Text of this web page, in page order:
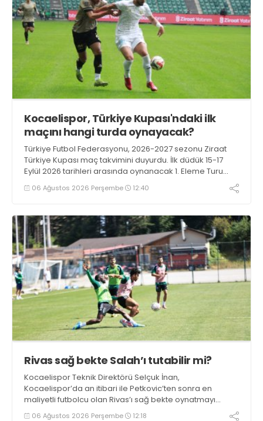
Kocaelispor, Türkiye Kupası'ndaki ilk
maçını hangi turda oynayacak?
Türkiye Futbol Federasyonu, 2026-2027 sezonu Ziraat
Türkiye Kupası maç takvimini duyurdu. İlk düdük 15-17
Eylül 2026 tarihleri arasında oynanacak 1. Eleme Turu
karşılaşmalarıyla çalacak.
06 Ağustos 2026 Perşembe 12:40
Rivas sağ bekte Salah’ı tutabilir mi?
Kocaelispor Teknik Direktörü Selçuk İnan,
Kocaelispor’da an itibari ile Petkovic’ten sonra en
maliyetli futbolcu olan Rivas’ı sağ bekte oynatmayı
düşünüyor.
06 Ağustos 2026 Perşembe 12:18